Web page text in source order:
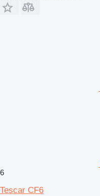
6
Tescar CF6